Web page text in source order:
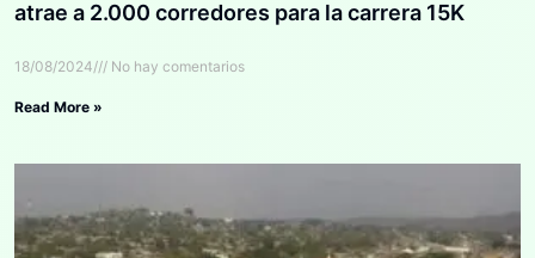
atrae a 2.000 corredores para la carrera 15K
18/08/2024 No hay comentarios
Read More »